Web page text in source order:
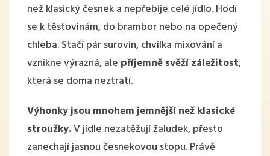
než klasický česnek a nepřebije celé jídlo. Hodí
se k těstovinám, do brambor nebo na opečený
chleba. Stačí pár surovin, chvilka mixování a
vznikne výrazná, ale příjemně svěží záležitost,
která se doma neztratí.
Výhonky jsou mnohem jemnější než klasické
stroužky.V jídle nezatěžují žaludek, přesto
zanechají jasnou česnekovou stopu. Právě